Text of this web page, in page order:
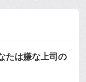
たは嫌な上司の